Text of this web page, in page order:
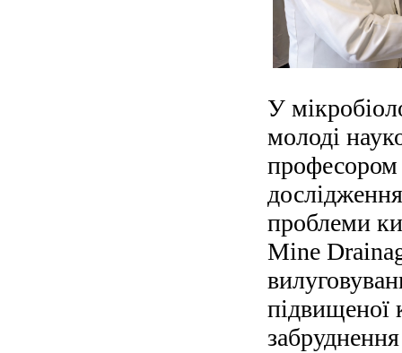
У
молоді
проблеми
Mine
підвищеної